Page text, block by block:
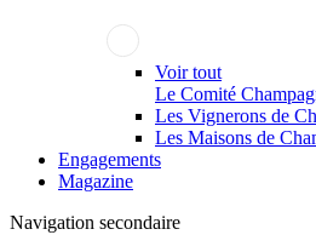
Voir tout
Le Comité
Les Vignerons de
Les Maisons de
Engagements
Magazine
Navigation secondaire